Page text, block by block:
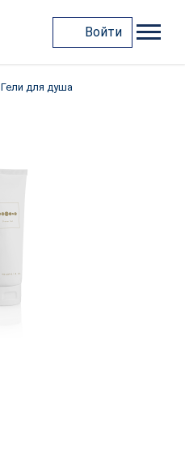
Войти
Гели для душа